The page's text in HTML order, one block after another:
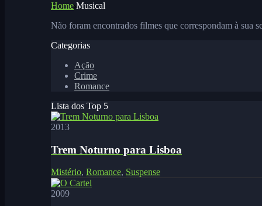
Home Musical
Não foram encontrados filmes que correspondam à sua
Categorias
Ação
Crime
Romance
Lista dos Top 5
2013
Trem Noturno para Lisboa
Mistério, Romance, Suspense
2009